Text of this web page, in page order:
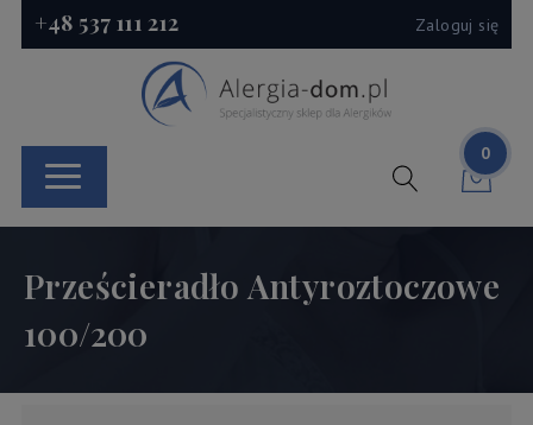
+48 537 111 212 Zaloguj się
0
Prześcieradło Antyroztoczowe
100/200